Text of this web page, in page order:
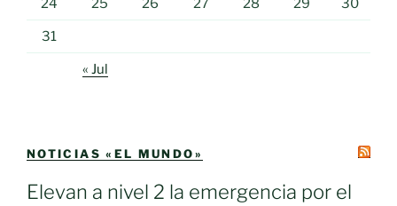
24 25 26 27 28 29 30
31
« Jul
NOTICIAS «EL MUNDO»
Elevan a nivel 2 la emergencia por el